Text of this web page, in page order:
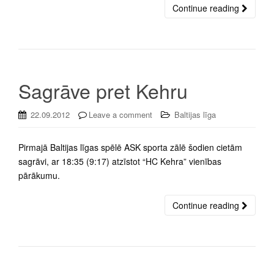
Continue reading
Sagrāve pret Kehru
22.09.2012 Leave a comment Baltijas līga
Pirmajā Baltijas līgas spēlē ASK sporta zālē šodien cietām
sagrāvi, ar 18:35 (9:17) atzīstot “HC Kehra” vienības
pārākumu.
Continue reading